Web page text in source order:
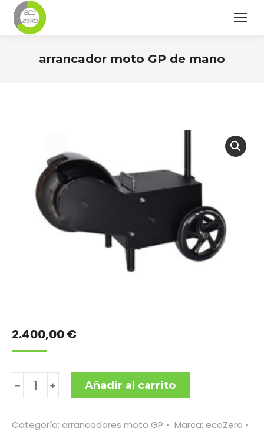
arrancador moto GP de mano
2.400,00€
arrancador
moto
﹣ ﹢ Añadir al carrito
Categoría: arrancadores moto GP Marca: ecoZero